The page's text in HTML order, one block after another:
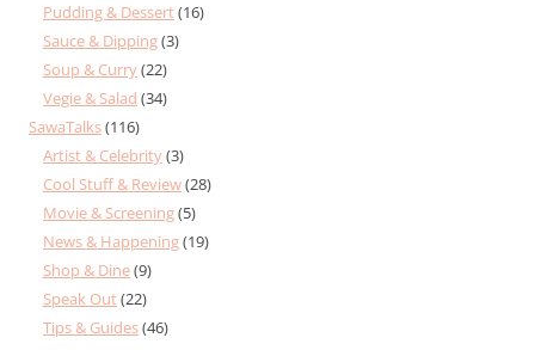
Pudding & Dessert(16)
Sauce & Dipping(3)
Soup & Curry(22)
Vegie & Salad (34)
SawaTalks(116)
Artist & Celebrity(3)
Cool Stuff & Review(28)
Movie & Screening(5)
News & Happening(19)
Shop & Dine(9)
Speak Out(22)
Tips & Guides(46)